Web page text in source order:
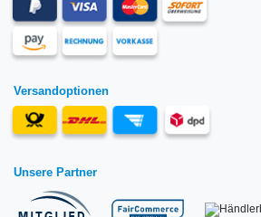
Versandoptionen
Unsere Partner